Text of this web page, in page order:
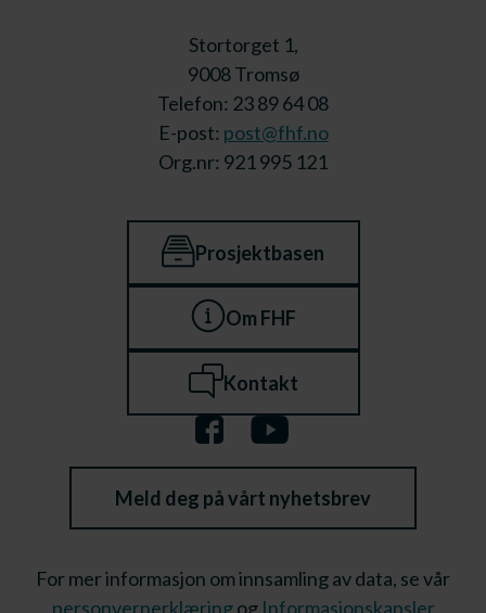
Stortorget 1,
9008 Tromsø
Telefon: 23 89 64 08
E-post: post@fhf.no
Org.nr: 921 995 121
Prosjektbasen
Om FHF
Kontakt
Meld deg på vårt nyhetsbrev
For mer informasjon om innsamling av data, se vår
personvernerklæringog Informasjonskapsler